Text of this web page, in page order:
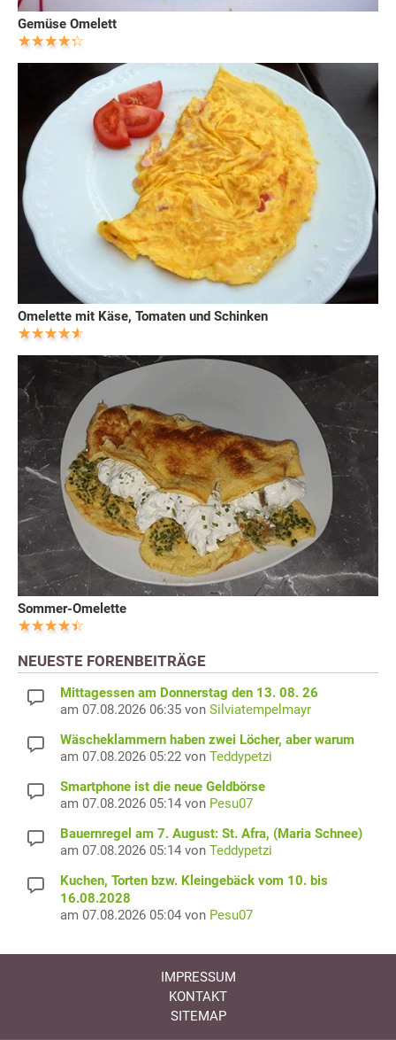
Gemüse Omelett
Omelette mit Käse, Tomaten und Schinken
Sommer-Omelette
NEUESTE FORENBEITRÄGE
Mittagessen am Donnerstag den 13. 08. 26
am 07.08.2026 06:35 von Silviatempelmayr
Wäscheklammern haben zwei Löcher, aber warum
am 07.08.2026 05:22 von Teddypetzi
Smartphone ist die neue Geldbörse
am 07.08.2026 05:14 von Pesu07
Bauernregel am 7. August: St. Afra, (Maria Schnee)
am 07.08.2026 05:14 von Teddypetzi
Kuchen, Torten bzw. Kleingebäck vom 10. bis
16.08.2028
am 07.08.2026 05:04 von Pesu07
IMPRESSUM
KONTAKT
SITEMAP